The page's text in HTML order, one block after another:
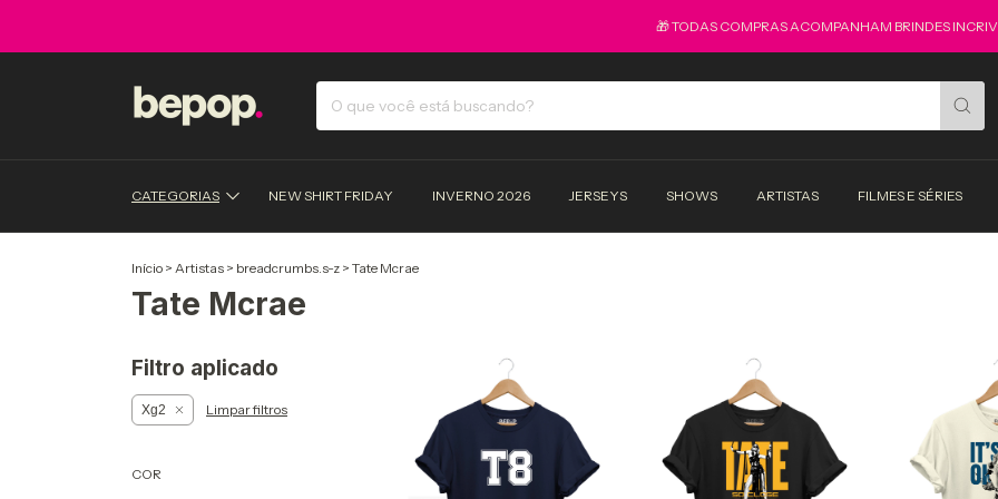
🎁 TODAS COMPRAS ACOMPANHAM BRINDES
CATEGORIAS NEW SHIRT FRIDAY INVERNO 2026 JERSEYS SHOWS ARTISTAS FILMES E SÉRIES
Início > Artistas > breadcrumbs.s-z > Tate Mcrae
Tate Mcrae
Filtro aplicado
Xg2 Limpar filtros
COR